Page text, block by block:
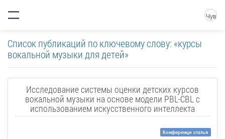
Чув
Список публикаций по ключевому слову: «курсы
вокальной музыки для детей»
Исследование системы оценки детских курсов
вокальной музыки на основе модели PBL-CBL с
использованием искусственного интеллекта
Конференци статья